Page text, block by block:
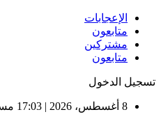
الإعجابات
متابعون
مشتركين
متابعون
تسجيل الدخول
8 أغسطس، 2026 | 17:03 مساءً